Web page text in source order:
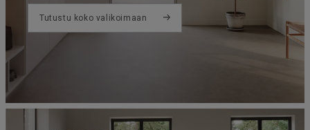
Tutustu koko valikoimaan